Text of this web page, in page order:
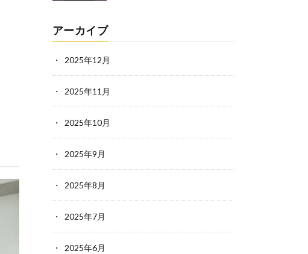
アーカイブ
2025年12月
2025年11月
2025年10月
2025年9月
2025年8月
2025年7月
2025年6月